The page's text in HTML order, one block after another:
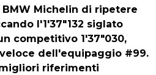
Michelin di ripetere
l'1'37"132 siglato
competitivo 1'37"030,
dell'equipaggio #99.
riferimenti